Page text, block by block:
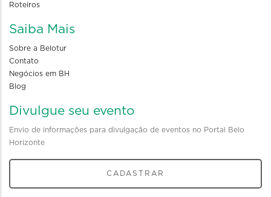
Roteiros
Saiba Mais
Sobre a Belotur
Contato
Negócios em BH
Blog
Divulgue seu evento
Envio de informações para divulgação de eventos no Portal Belo
Horizonte
CADASTRAR